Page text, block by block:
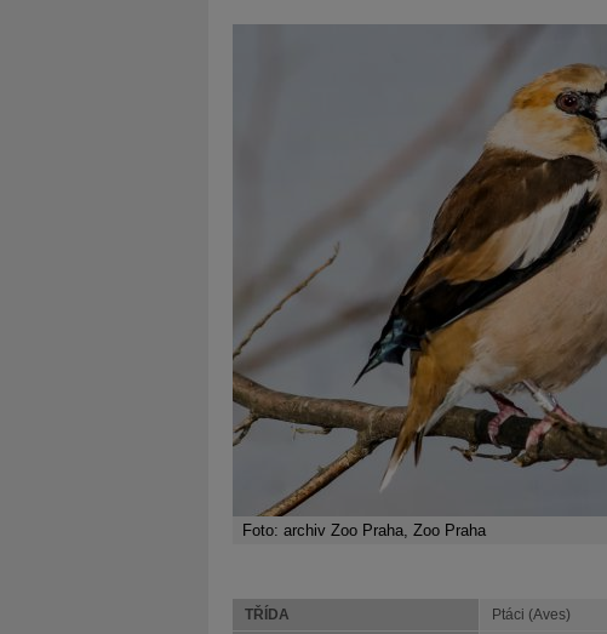
Foto: archiv Zoo Praha, Zoo Praha
TŘÍDA Ptáci (Aves)